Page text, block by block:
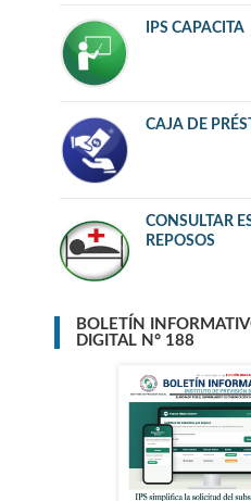
IPS CAPACITA
CAJA DE
CONSULTAR
REPOSOS
BOLETÍN
DIGITAL N° 188